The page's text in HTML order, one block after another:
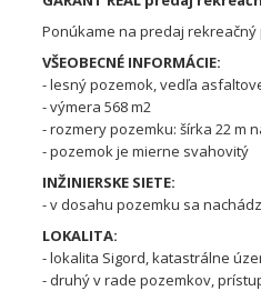
Ponúkame na predaj rekreačný
VŠEOBECNÉ INFORMÁCIE:
- lesný pozemok, vedľa
- výmera 568 m2
- rozmery pozemku: šírka 22 m
- pozemok je mierne svahovitý
INŽINIERSKE SIETE:
- v dosahu pozemku sa
LOKALITA:
- lokalita Sigord, katastrálne
- druhý v rade pozemkov,